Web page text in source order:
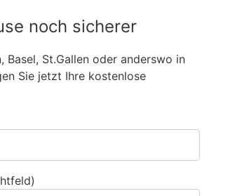
noch sicherer
Basel, St.Gallen oder anderswo in
Sie jetzt Ihre kostenlose